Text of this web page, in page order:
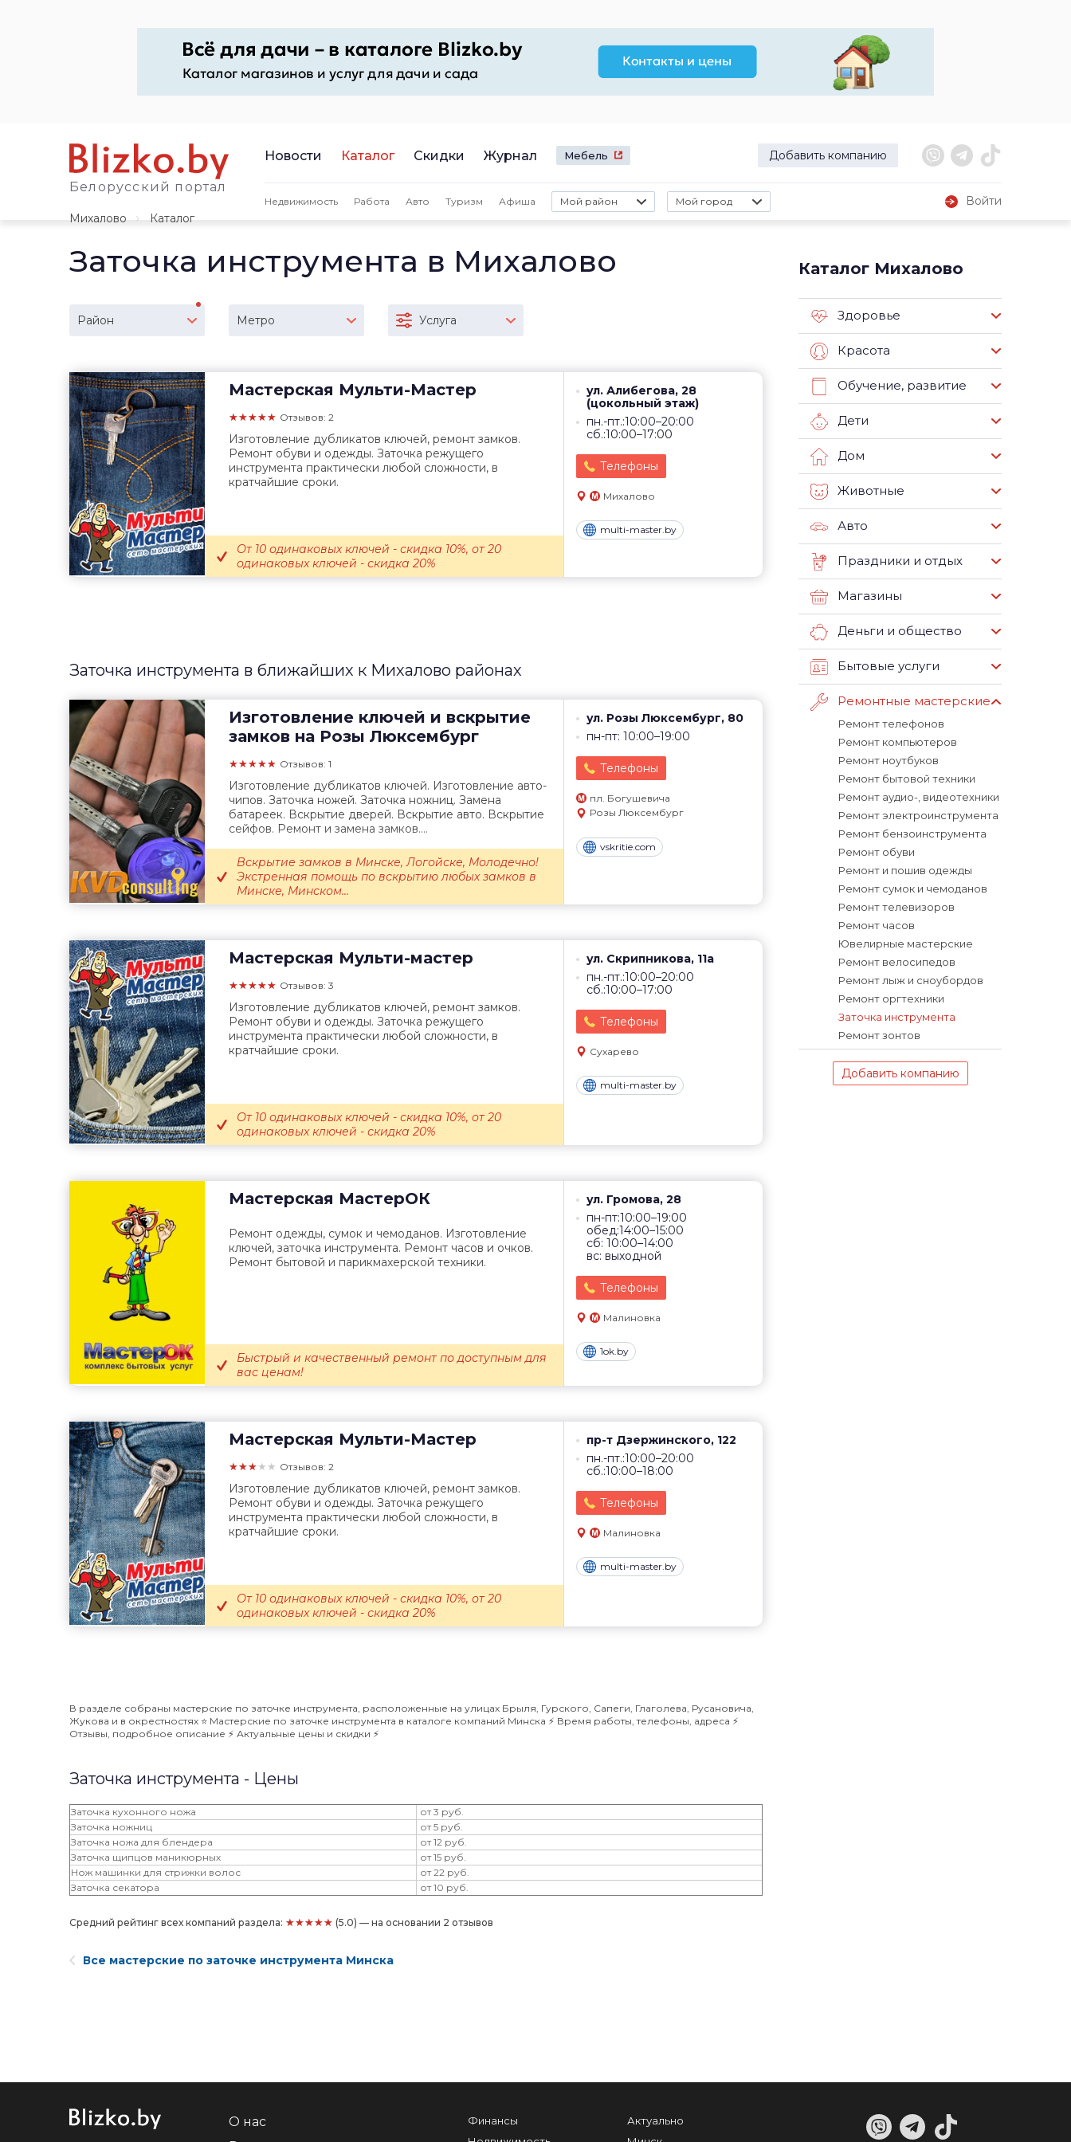
Белорусский портал
Новости Каталог Скидки Журнал Мебель Добавить компанию
Недвижимость Работа Авто Туризм Афиша Мой район Мой город
Войти
Михалово
Каталог
Заточка инструмента в Михалово
Район Метро Услуга
Мастерская Мульти-Мастер
★★★★★ Отзывов: 2
ул. Алибегова, 28
(цокольный этаж)
пн.-пт.:10:00–20:00
сб.:10:00–17:00
Телефоны
Михалово
multi-master.by
Изготовление дубликатов ключей, ремонт замков.
Ремонт обуви и одежды. Заточка режущего
инструмента практически любой сложности, в
кратчайшие сроки.
От 10 одинаковых ключей - скидка 10%, от 20
одинаковых ключей - скидка 20%
Заточка инструмента в ближайших к Михалово районах
Изготовление ключей и вскрытие
замков на Розы Люксембург
★★★★★ Отзывов: 1
ул. Розы Люксембург, 80
пн-пт: 10:00–19:00
Телефоны
пл. Богушевича
Розы Люксембург
vskritie.com
Изготовление дубликатов ключей. Изготовление авто-
чипов. Заточка ножей. Заточка ножниц. Замена
батареек. Вскрытие дверей. Вскрытие авто. Вскрытие
сейфов. Ремонт и замена замков....
Вскрытие замков в Минске, Логойске, Молодечно!
Экстренная помощь по вскрытию любых замков в
Минске, Минском...
Мастерская Мульти-мастер
★★★★★ Отзывов: 3
ул. Скрипникова, 11а
пн.-пт.:10:00–20:00
сб.:10:00–17:00
Телефоны
Сухарево
multi-master.by
Изготовление дубликатов ключей, ремонт замков.
Ремонт обуви и одежды. Заточка режущего
инструмента практически любой сложности, в
кратчайшие сроки.
От 10 одинаковых ключей - скидка 10%, от 20
одинаковых ключей - скидка 20%
Мастерская МастерОК
ул. Громова, 28
пн-пт:10:00–19:00
обед:14:00–15:00
сб: 10:00–14:00
вс: выходной
Телефоны
Малиновка
1ok.by
Ремонт одежды, сумок и чемоданов. Изготовление
ключей, заточка инструмента. Ремонт часов и очков.
Ремонт бытовой и парикмахерской техники.
Быстрый и качественный ремонт по доступным для
вас ценам!
Мастерская Мульти-Мастер
★★★★★ Отзывов: 2
пр-т Дзержинского, 122
пн.-пт.:10:00–20:00
сб.:10:00–18:00
Телефоны
Малиновка
multi-master.by
Изготовление дубликатов ключей, ремонт замков.
Ремонт обуви и одежды. Заточка режущего
инструмента практически любой сложности, в
кратчайшие сроки.
От 10 одинаковых ключей - скидка 10%, от 20
одинаковых ключей - скидка 20%
В разделе собраны мастерские по заточке инструмента, расположенные на улицах Брыля, Гурского, Сапеги, Глаголева, Русановича,
Жукова и в окрестностях ⭐️ Мастерские по заточке инструмента в каталоге компаний Минска ⚡️ Время работы, телефоны, адреса ⚡️
Отзывы, подробное описание ⚡️ Актуальные цены и скидки ⚡️
Заточка инструмента - Цены
Заточка кухонного ножа
от 3 руб.
Заточка ножниц
от 5 руб.
Заточка ножа для блендера
от 12 руб.
Заточка щипцов маникюрных
от 15 руб.
Нож машинки для стрижки волос
от 22 руб.
Заточка секатора
от 10 руб.
Средний рейтинг всех компаний раздела: ★★★★★ (5.0) — на основании 2 отзывов
Все мастерские по заточке инструмента Минска
Каталог Михалово
Здоровье
Красота
Обучение, развитие
Дети
Дом
Животные
Авто
Праздники и отдых
Магазины
Деньги и общество
Бытовые услуги
Ремонтные мастерские
Ремонт телефонов
Ремонт компьютеров
Ремонт ноутбуков
Ремонт бытовой техники
Ремонт аудио-, видеотехники
Ремонт электроинструмента
Ремонт бензоинструмента
Ремонт обуви
Ремонт и пошив одежды
Ремонт сумок и чемоданов
Ремонт телевизоров
Ремонт часов
Ювелирные мастерские
Ремонт велосипедов
Ремонт лыж и сноубордов
Ремонт оргтехники
Заточка инструмента
Ремонт зонтов
Добавить компанию
О нас
Финансы
Актуально